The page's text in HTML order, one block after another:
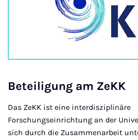
Be­tei­li­gung am ZeKK
Das ZeKK ist eine interdisziplinäre
Forschungseinrichtung an der
sich durch die Zusammenarbeit